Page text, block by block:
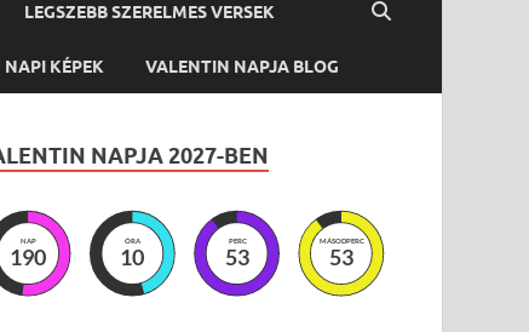
LEGSZEBB SZERELMES VERSEK
KÉPEK VALENTIN NAPJA BLOG
NAPJA 2027-BEN
NAP
190
ÓRA
10
PERC
53
MÁSODPERC
52